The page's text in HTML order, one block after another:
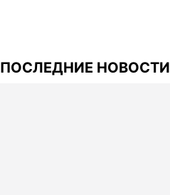
ПОСЛЕДНИЕ НОВОСТИ